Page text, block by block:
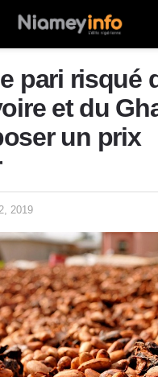
pari risqué
et du
un prix
2019